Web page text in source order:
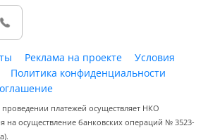
Реклама на проекте
Условия
Политика конфиденциальности
платежей осуществляет НКО
на осуществление банковских операций № 3523-